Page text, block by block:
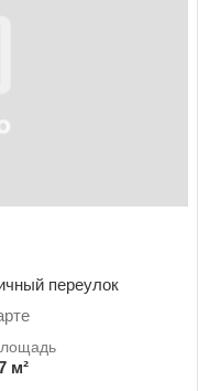
переулок
м²